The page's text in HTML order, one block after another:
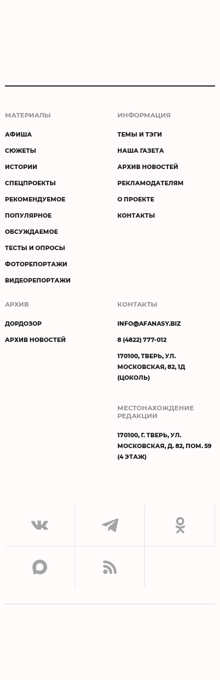
МАТЕРИАЛЫ
АФИША
СЮЖЕТЫ
ИСТОРИИ
СПЕЦПРОЕКТЫ
РЕКОМЕНДУЕМОЕ
ПОПУЛЯРНОЕ
ОБСУЖДАЕМОЕ
ТЕСТЫ И ОПРОСЫ
ФОТОРЕПОРТАЖИ
ВИДЕОРЕПОРТАЖИ
ИНФОРМАЦИЯ
ТЕМЫ И ТЭГИ
НАША ГАЗЕТА
АРХИВ НОВОСТЕЙ
РЕКЛАМОДАТЕЛЯМ
О ПРОЕКТЕ
КОНТАКТЫ
АРХИВ
ДОРДОЗОР
АРХИВ НОВОСТЕЙ
КОНТАКТЫ
INFO@AFANASY.BIZ
8 (4822) 777-012
170100, ТВЕРЬ, УЛ.
МОСКОВСКАЯ, 82, 1Д
(ЦОКОЛЬ)
МЕСТОНАХОЖДЕНИЕ
РЕДАКЦИИ
170100, Г. ТВЕРЬ, УЛ.
МОСКОВСКАЯ, Д. 82, ПОМ. 59
(4 ЭТАЖ)